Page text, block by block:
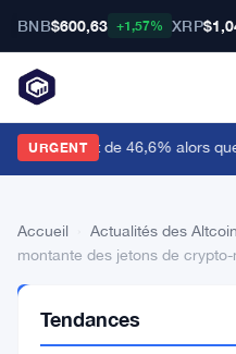
BNB$600,63 +1,57% XRP
URGENT
Bondit de 46,6% alors
Accueil Actualités des
montante des jetons de
DES
ALTCOINS
Tendances